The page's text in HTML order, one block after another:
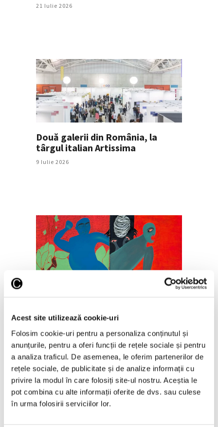
Acest site utilizează cookie-uri
Folosim cookie-uri pentru a personaliza conținutul și
anunțurile, pentru a oferi funcții de rețele sociale și pentru
a analiza traficul. De asemenea, le oferim partenerilor de
rețele sociale, de publicitate și de analize informații cu
privire la modul în care folosiți site-ul nostru. Aceștia le
pot combina cu alte informații oferite de dvs. sau culese
în urma folosirii serviciilor lor.
21 Iulie 2026
Două galerii din România, la
târgul italian Artissima
9 Iulie 2026
Trei galerii bucureștene, la Liste
12 Iunie 2026